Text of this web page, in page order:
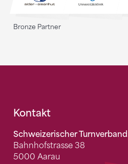
Bronze Partner
Fusszeile
Kontakt
Schweizerischer Turnverband
Bahnhofstrasse 38
5000 Aarau